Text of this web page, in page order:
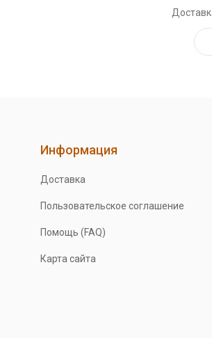
Информация
Доставка
Пользовательское соглашение
Помощь (FAQ)
Карта сайта